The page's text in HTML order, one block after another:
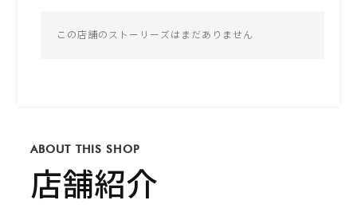
この店舗のストーリーズはまだありません
ABOUT THIS SHOP
店舗紹介